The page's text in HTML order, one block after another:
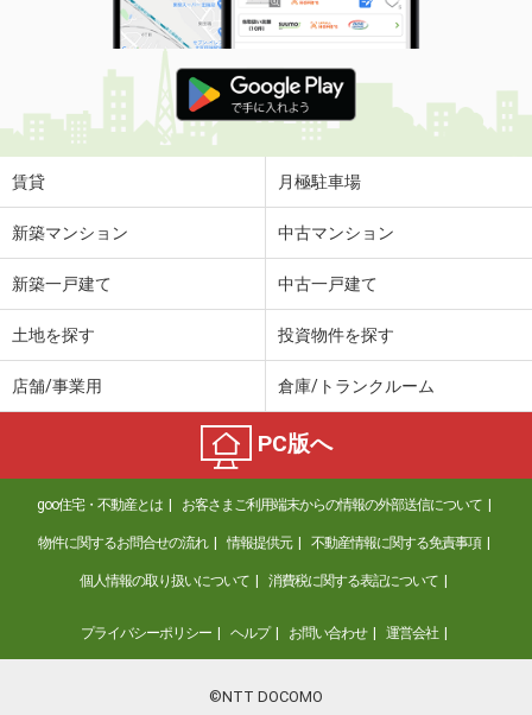
賃貸 月極駐車場
新築マンション 中古マンション
新築一戸建て 中古一戸建て
土地を探す 投資物件を探す
店舗/事業用 倉庫/トランクルーム
PC版へ
goo住宅・不動産とは お客さまご利用端末からの情報の外部送信について
物件に関するお問合せの流れ 情報提供元 不動産情報に関する免責事項
個人情報の取り扱いについて 消費税に関する表記について
プライバシーポリシー ヘルプ お問い合わせ 運営会社
©NTT DOCOMO